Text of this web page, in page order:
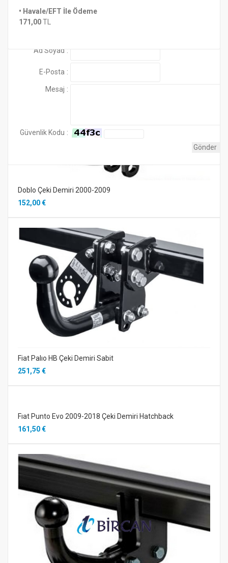
ÇEKİ DEMİRİ SATIN ALMADAN ÖNCE ARACINIZIN
PAYLAŞINIZ...
WhatsApp hattı: 0 532 236 16 43
Henüz yorum yapılmamış
Ad Soyad :
E-Posta :
Mesaj :
Güvenlik Kodu :
• Havale/EFT İle Ödeme
171,00TL
Benzer Ürünler
Doblo Çeki Demiri 2000-2009
152,00 €
Fiat Palıo HB Çeki Demiri Sabit
251,75 €
Fıat Punto Evo 2009-2018 Çeki Demiri Hatchback
161,50 €